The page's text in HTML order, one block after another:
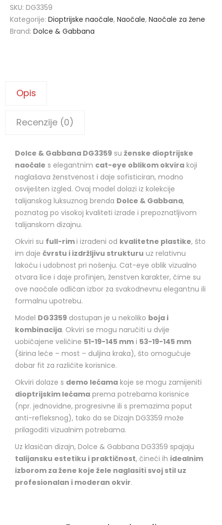
SKU: DG3359
Kategorije: Dioptrijske naočale, Naočale, Naočale za žene
Brand: Dolce & Gabbana
Opis
Recenzije (0)
Dolce & Gabbana DG3359 su ženske dioptrijske
naočale s elegantnim cat-eye oblikom okvira koji
naglašava ženstvenost i daje sofisticiran, modno
osviješten izgled. Ovaj model dolazi iz kolekcije
talijanskog luksuznog brenda Dolce & Gabbana,
poznatog po visokoj kvaliteti izrade i prepoznatljivom
talijanskom dizajnu.
Okviri su full-rimi izrađeni od kvalitetne plastike, što
im daje čvrstu i izdržljivu strukturu uz relativnu
lakoću i udobnost pri nošenju. Cat-eye oblik vizualno
otvara lice i daje profinjen, ženstven karakter, čime su
ove naočale odličan izbor za svakodnevnu elegantnu ili
formalnu upotrebu.
Model DG3359 dostupan je u nekoliko boja i
kombinacija. Okviri se mogu naručiti u dvije
uobičajene veličine 51-19-145 mm i 53-19-145 mm
(širina leće – most – duljina kraka), što omogućuje
dobar fit za različite korisnice.
Okviri dolaze s demo lećama koje se mogu zamijeniti
dioptrijskim lećama prema potrebama korisnice
(npr. jednovidne, progresivne ili s premazima poput
anti-refleksnog), tako da se Dizajn DG3359 može
prilagoditi vizualnim potrebama.
Uz klasičan dizajn, Dolce & Gabbana DG3359 spajaju
talijansku estetiku i praktičnost, čineći ih idealnim
izborom za žene koje žele naglasiti svoj stil uz
profesionalan i moderan okvir.